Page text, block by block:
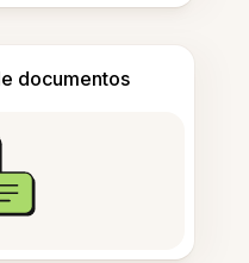
documentos